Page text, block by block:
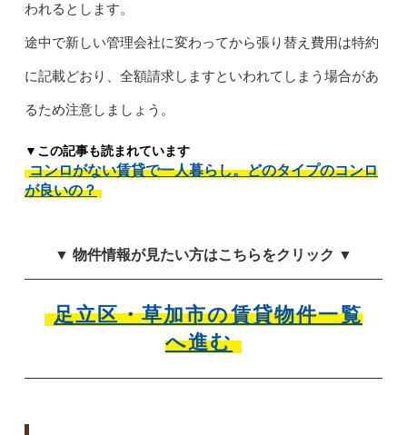
われるとします。
途中で新しい管理会社に変わってから張り替え費用は特約
に記載どおり、全額請求しますといわれてしまう場合があ
るため注意しましょう。
▼この記事も読まれています
コンロがない賃貸で一人暮らし。どのタイプのコンロ
が良いの？
▼ 物件情報が見たい方はこちらをクリック ▼
足立区・草加市の賃貸物件一覧
へ進む